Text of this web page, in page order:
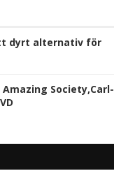
dyrt alternativ för
Society,Carl-